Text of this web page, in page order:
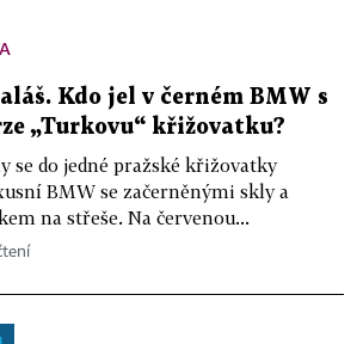
Kdo jel v černém BMW s
„Turkovu“ křižovatku?
se do jedné pražské křižovatky
BMW se začerněnými skly a
na střeše. Na červenou...